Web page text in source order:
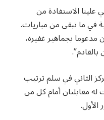
علينا الاستفادة من
في ما تبقى من مباريات.
بجماهير غفيرة،
الثاني في سلم ترتيب
مقابلتان أمام كل من
الأول.